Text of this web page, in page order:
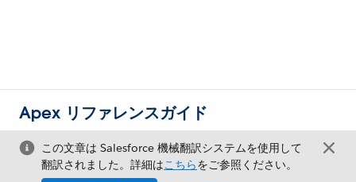
Apex リファレンスガイド
この文章は Salesforce 機械翻訳システムを使用して
翻訳されました。詳細はこちらをご参照ください。